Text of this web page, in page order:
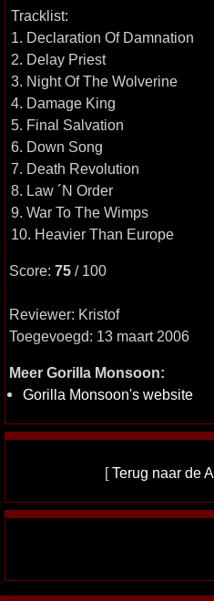
Tracklist:
1. Declaration Of Damnation
2. Delay Priest
3. Night Of The Wolverine
4. Damage King
5. Final Salvation
6. Down Song
7. Death Revolution
8. Law ´N Order
9. War To The Wimps
10. Heavier Than Europe
Score: 75 / 100
Reviewer: Kristof
Toegevoegd: 13 maart 2006
Meer Gorilla Monsoon:
Gorilla Monsoon's website
[Terug naar de